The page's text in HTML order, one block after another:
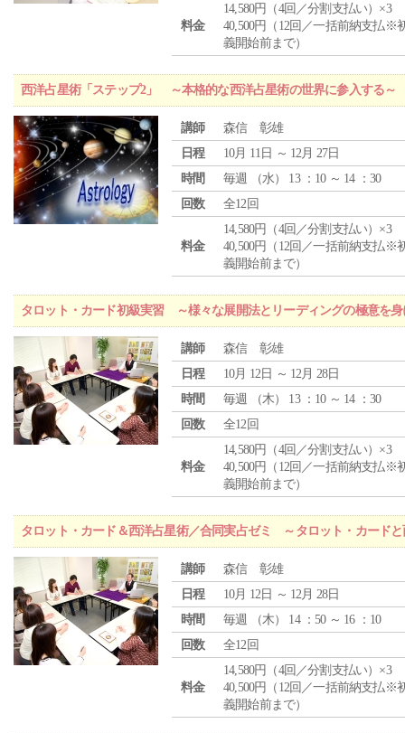
料金
14,580円（4回／分割支払い）×3
40,500円（12回／一括前納支払※
義開始前まで）
西洋占星術「ステップ2」 ～本格的な西洋占星術の世界に参入する～
講師
森信 彰雄
日程
10月 11日 ～ 12月 27日
時間
毎週 （水） 13 ：10 ～ 14 ：30
回数
全12回
料金
14,580円（4回／分割支払い）×3
40,500円（12回／一括前納支払※
義開始前まで）
タロット・カード初級実習 ～様々な展開法とリーディングの極意を身
講師
森信 彰雄
日程
10月 12日 ～ 12月 28日
時間
毎週 （木） 13 ：10 ～ 14 ：30
回数
全12回
料金
14,580円（4回／分割支払い）×3
40,500円（12回／一括前納支払※
義開始前まで）
タロット・カード＆西洋占星術／合同実占ゼミ ～タロット・カード
講師
森信 彰雄
日程
10月 12日 ～ 12月 28日
時間
毎週 （木） 14 ：50 ～ 16 ：10
回数
全12回
料金
14,580円（4回／分割支払い）×3
40,500円（12回／一括前納支払※
義開始前まで）